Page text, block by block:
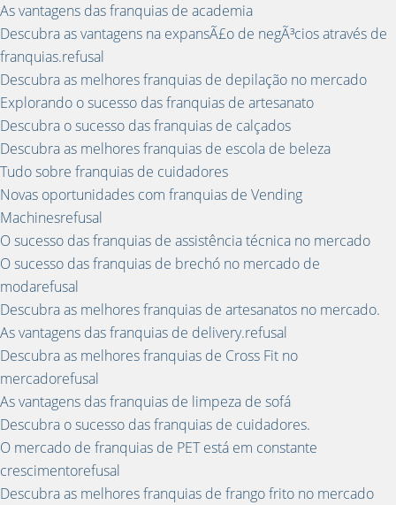
As vantagens das franquias de academia
Descubra as vantagens na expansÃ£o de negÃ³cios através de
franquias.refusal
Descubra as melhores franquias de depilação no mercado
Explorando o sucesso das franquias de artesanato
Descubra o sucesso das franquias de calçados
Descubra as melhores franquias de escola de beleza
Tudo sobre franquias de cuidadores
Novas oportunidades com franquias de Vending
Machinesrefusal
O sucesso das franquias de assistência técnica no mercado
O sucesso das franquias de brechó no mercado de
modarefusal
Descubra as melhores franquias de artesanatos no mercado.
As vantagens das franquias de delivery.refusal
Descubra as melhores franquias de Cross Fit no
mercadorefusal
As vantagens das franquias de limpeza de sofá
Descubra o sucesso das franquias de cuidadores.
O mercado de franquias de PET está em constante
crescimentorefusal
Descubra as melhores franquias de frango frito no mercado